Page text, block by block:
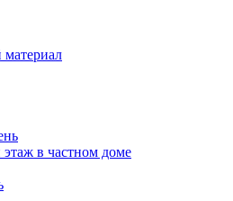
в частном доме